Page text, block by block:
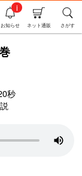
さがす
ネット通販
お知らせ
i
秒